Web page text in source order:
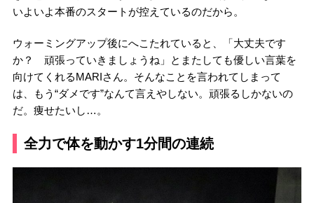
いよいよ本番のスタートが控えているのだから。
ウォーミングアップ後にへこたれていると、「大丈夫です
か？ 頑張っていきましょうね」とまたしても優しい言葉を
向けてくれるMARIさん。そんなことを言われてしまって
は、もう“ダメです”なんて言えやしない。頑張るしかないの
だ。痩せたいし…。
全力で体を動かす1分間の連続